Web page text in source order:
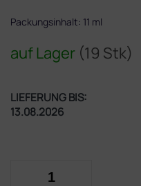
auf Lager (19 Stk)
LIEFERUNG BIS:
13.08.2026
Packungsinhalt: 11 ml